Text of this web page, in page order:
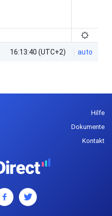
Hilfe
Dokumente
Kontakt